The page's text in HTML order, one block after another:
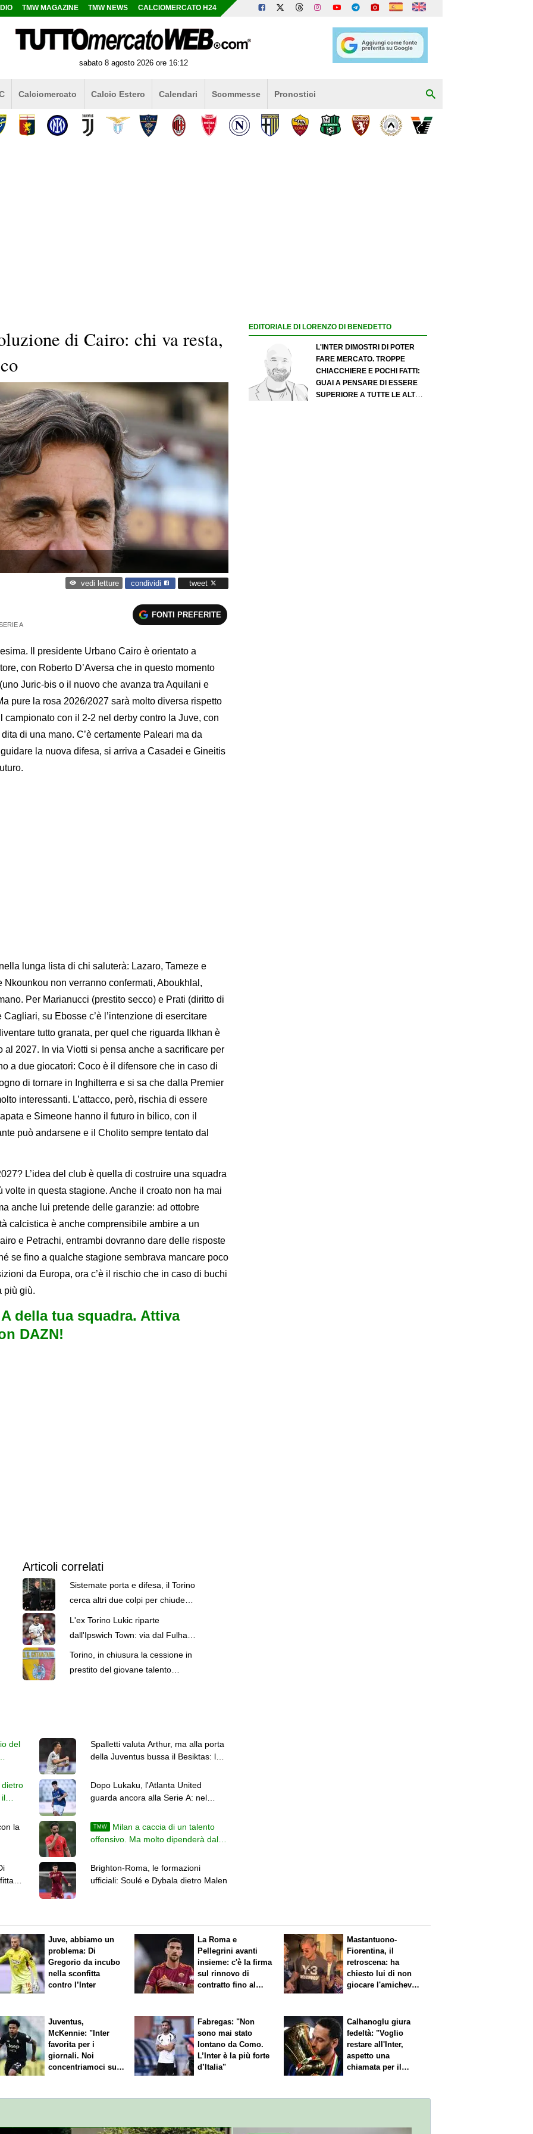
TMW MAGAZINE TMW NEWS CALCIOMERCATO H24
sabato 8 agosto 2026 ore 16:12
Calciomercato Calcio Estero Calendari Scommesse Pronostici
di Cairo: chi va resta,
vedi letture condividi tweet
A
FONTI PREFERITE
Il presidente Urbano Cairo è orientato a
con Roberto D’Aversa che in questo momento
Juric-bis o il nuovo che avanza tra Aquilani e
pure la rosa 2026/2027 sarà molto diversa rispetto
con il 2-2 nel derby contro la Juve, con
di una mano. C’è certamente Paleari ma da
la nuova difesa, si arriva a Casadei e Gineitis
lunga lista di chi saluterà: Lazaro, Tameze e
non verranno confermati, Aboukhlal,
Per Marianucci (prestito secco) e Prati (diritto di
su Ebosse c’è l’intenzione di esercitare
tutto granata, per quel che riguarda Ilkhan è
2027. In via Viotti si pensa anche a sacrificare per
a due giocatori: Coco è il difensore che in caso di
di tornare in Inghilterra e si sa che dalla Premier
interessanti. L’attacco, però, rischia di essere
e Simeone hanno il futuro in bilico, con il
può andarsene e il Cholito sempre tentato dal
L’idea del club è quella di costruire una squadra
in questa stagione. Anche il croato non ha mai
anche lui pretende delle garanzie: ad ottobre
calcistica è anche comprensibile ambire a un
e Petrachi, entrambi dovranno dare delle risposte
se fino a qualche stagione sembrava mancare poco
da Europa, ora c’è il rischio che in caso di buchi
più giù.
della tua squadra. Attiva
DAZN!
Articoli correlati
Sistemate porta e difesa, il Torino
cerca altri due colpi per chiudere
L'ex Torino Lukic riparte
dall'Ipswich Town: via dal Fulham
dopo 3 stagioni e mezza
Torino, in chiusura la cessione in
prestito del giovane talento
del
Spalletti valuta Arthur, ma alla porta
della Juventus bussa il Besiktas: lo
dietro
Dopo Lukaku, l'Atlanta United
guarda ancora alla Serie A: nel
la
TMW
Milan a caccia di un talento
offensivo. Ma molto dipenderà dal
Brighton-Roma, le formazioni
ufficiali: Soulé e Dybala dietro Malen
EDITORIALE DI LORENZO DI BENEDETTO
L'INTER DIMOSTRI DI POTER
FARE MERCATO. TROPPE
CHIACCHIERE E POCHI FATTI:
GUAI A PENSARE DI ESSERE
SUPERIORE A TUTTE LE ALTRE
Juve, abbiamo un
problema: Di
Gregorio da incubo
nella sconfitta
contro l’Inter
La Roma e
Pellegrini avanti
insieme: c'è la firma
sul rinnovo di
contratto fino al
Mastantuono-
Fiorentina, il
retroscena: ha
chiesto lui di non
giocare l'amichevole
Juventus,
McKennie: "Inter
favorita per i
giornali. Noi
concentriamoci sul
Fabregas: "Non
sono mai stato
lontano da Como.
L’Inter è la più forte
d’Italia"
Calhanoglu giura
fedeltà: "Voglio
restare all'Inter,
aspetto una
chiamata per il